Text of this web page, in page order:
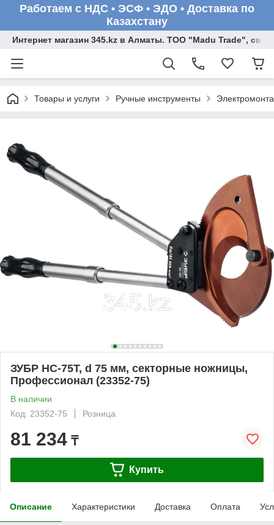
Работаем с НДС • ЭСФ • ЭДО • Доставка по
Казахстану
Интернет магазин 345.kz в Алматы. ТОО "Madu Trade",
Товары и услуги Ручные инструменты
ЗУБР НС-75T, d 75 мм, секторные ножницы,
Профессионал (23352-75)
В наличии
Код: 23352-75
Розница
81 234 ₸
Купить
Описание Характеристики Доставка Оплата